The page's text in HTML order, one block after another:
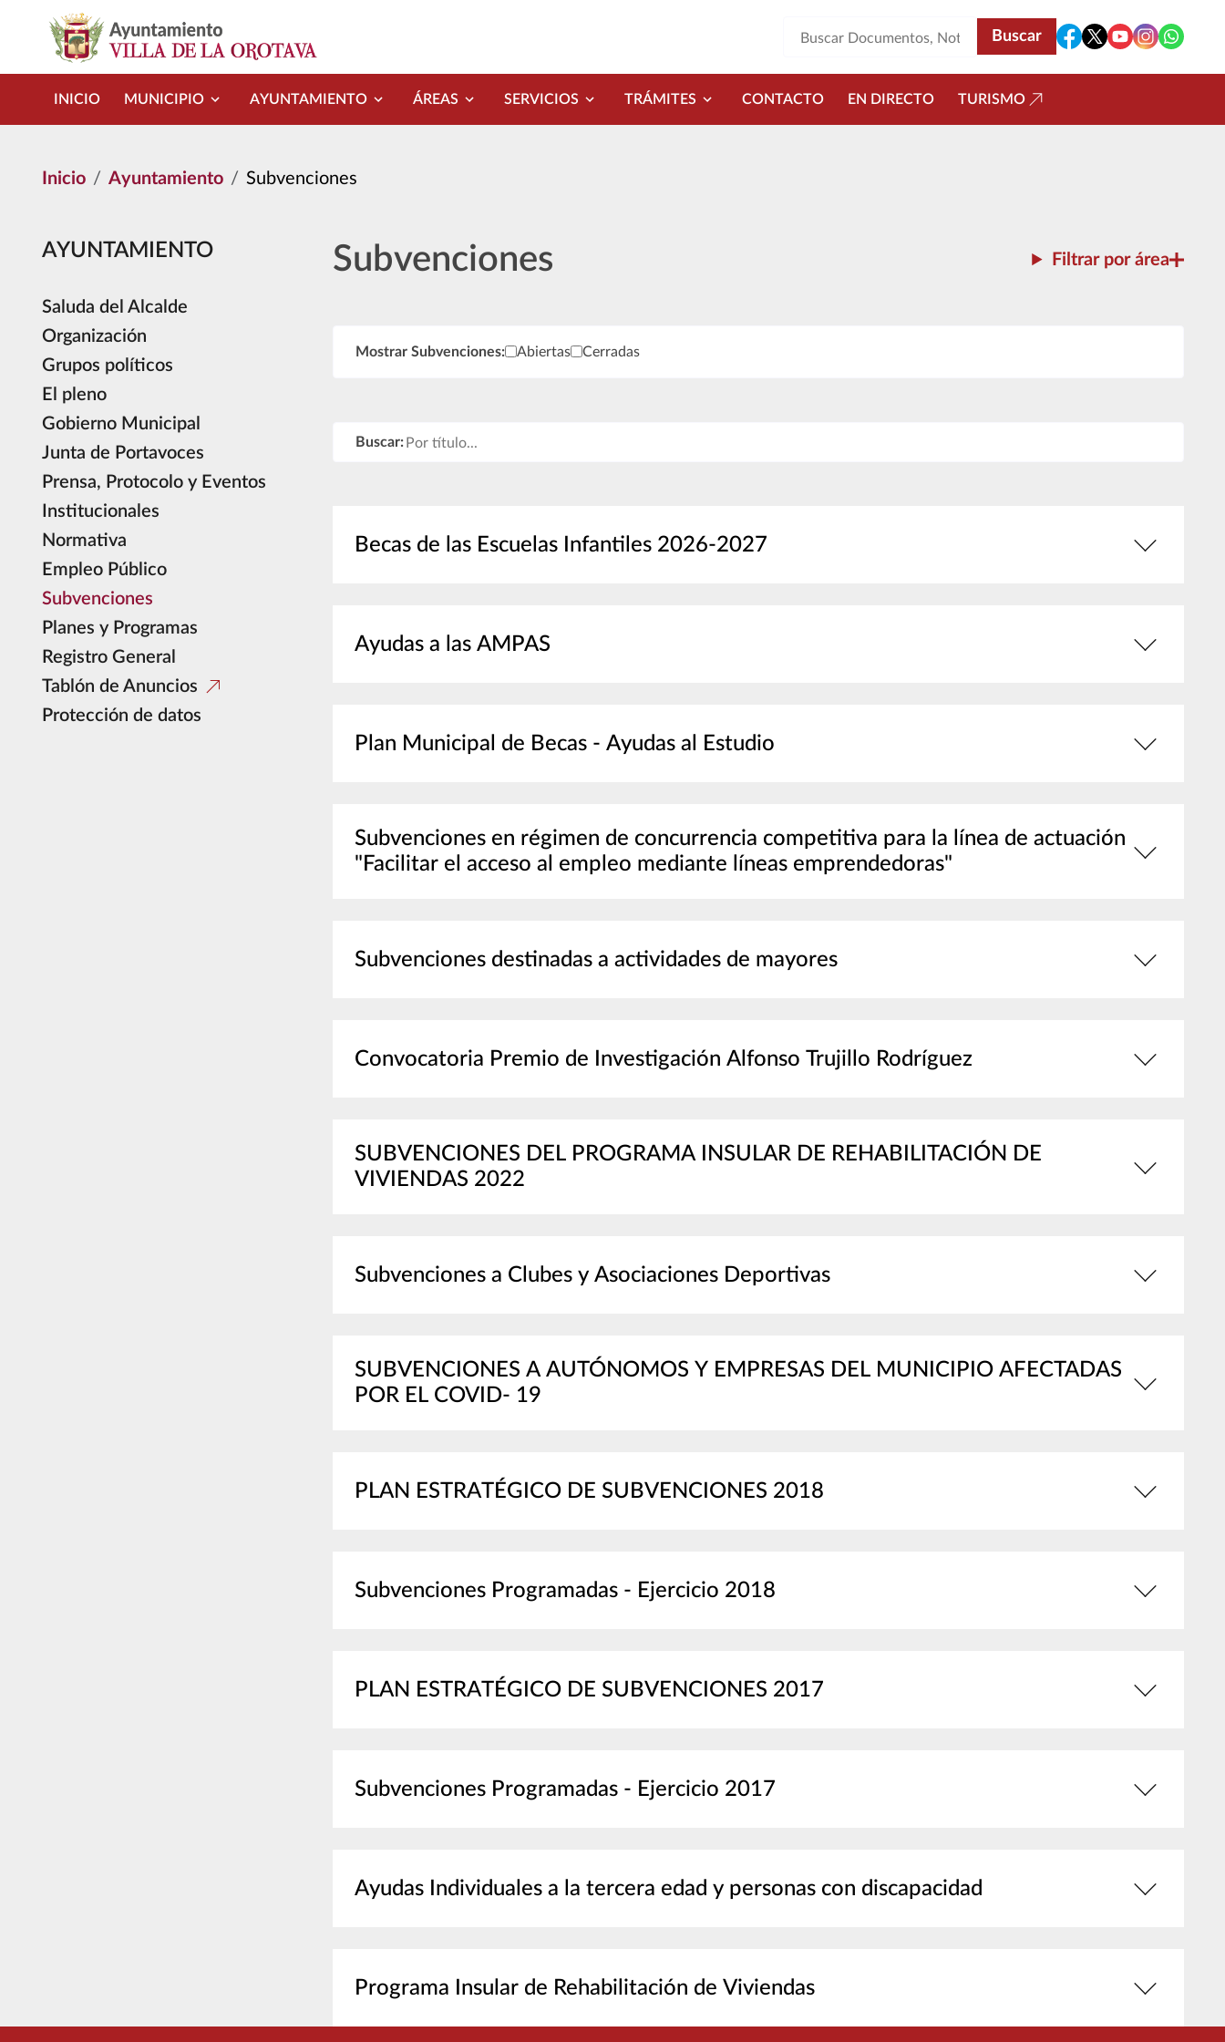
INICIO MUNICIPIO AYUNTAMIENTO ÁREAS SERVICIOS TRÁMITES CONTACTO EN DIRECTO TURISMO
Inicio Ayuntamiento Subvenciones
AYUNTAMIENTO
Saluda del Alcalde
Organización
Grupos políticos
El pleno
Gobierno Municipal
Junta de Portavoces
Prensa, Protocolo y Eventos
Institucionales
Normativa
Empleo Público
Subvenciones
Planes y Programas
Registro General
Tablón de Anuncios
Protección de datos
Subvenciones Filtrar por área
Abiertas Cerradas
Mostrar Subvenciones:
Buscar:
Becas de las Escuelas Infantiles 2026-2027
Ayudas a las AMPAS
Plan Municipal de Becas - Ayudas al Estudio
Subvenciones en régimen de concurrencia competitiva para la línea de actuación
"Facilitar el acceso al empleo mediante líneas emprendedoras"
Subvenciones destinadas a actividades de mayores
Convocatoria Premio de Investigación Alfonso Trujillo Rodríguez
SUBVENCIONES DEL PROGRAMA INSULAR DE REHABILITACIÓN DE
VIVIENDAS 2022
Subvenciones a Clubes y Asociaciones Deportivas
SUBVENCIONES A AUTÓNOMOS Y EMPRESAS DEL MUNICIPIO AFECTADAS
POR EL COVID- 19
PLAN ESTRATÉGICO DE SUBVENCIONES 2018
Subvenciones Programadas - Ejercicio 2018
PLAN ESTRATÉGICO DE SUBVENCIONES 2017
Subvenciones Programadas - Ejercicio 2017
Ayudas Individuales a la tercera edad y personas con discapacidad
Programa Insular de Rehabilitación de Viviendas